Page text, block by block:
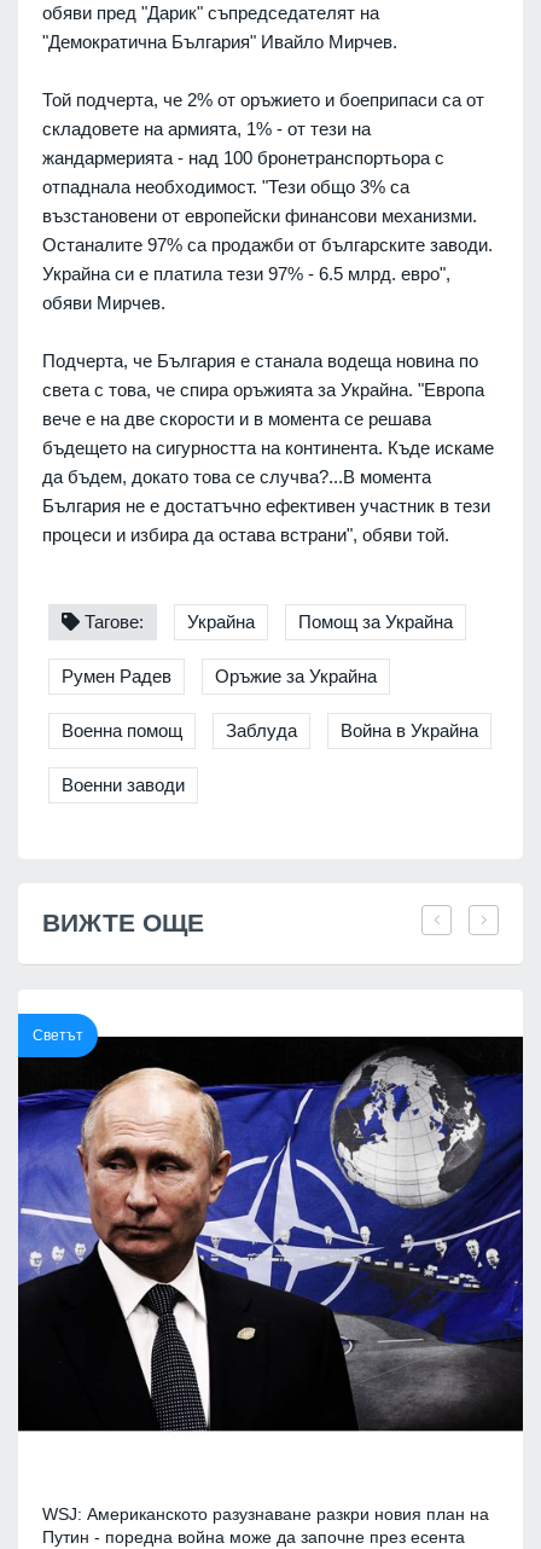
обяви пред "Дарик" съпредседателят на
"Демократична България" Ивайло Мирчев.
Той подчерта, че 2% от оръжието и боеприпаси са от
складовете на армията, 1% - от тези на
жандармерията - над 100 бронетранспортьора с
отпаднала необходимост. "Тези общо 3% са
възстановени от европейски финансови механизми.
Останалите 97% са продажби от българските заводи.
Украйна си е платила тези 97% - 6.5 млрд. евро",
обяви Мирчев.
Подчерта, че България е станала водеща новина по
света с това, че спира оръжията за Украйна. "Европа
вече е на две скорости и в момента се решава
бъдещето на сигурността на континента. Къде искаме
да бъдем, докато това се случва?...В момента
България не е достатъчно ефективен участник в тези
процеси и избира да остава встрани", обяви той.
Тагове: Украйна Помощ за Украйна
Румен Радев Оръжие за Украйна
Военна помощ Заблуда Война в Украйна
Военни заводи
ВИЖТЕ ОЩЕ
Светът
WSJ: Американското разузнаване разкри новия план на
Путин - поредна война може да започне през есента